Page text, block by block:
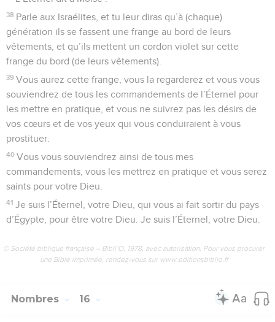
38 Parle aux Israélites, et tu leur diras qu’à (chaque)
génération ils se fassent une frange au bord de leurs
vêtements, et qu’ils mettent un cordon violet sur cette
frange du bord (de leurs vêtements).
39 Vous aurez cette frange, vous la regarderez et vous vous
souviendrez de tous les commandements de l’Éternel pour
les mettre en pratique, et vous ne suivrez pas les désirs de
vos cœurs et de vos yeux qui vous conduiraient à vous
prostituer.
40 Vous vous souviendrez ainsi de tous mes
commandements, vous les mettrez en pratique et vous serez
saints pour votre Dieu.
41 Je suis l’Éternel, votre Dieu, qui vous ai fait sortir du pays
d’Égypte, pour être votre Dieu. Je suis l’Éternel, votre Dieu.
© Société biblique française – Bibli’O, 1978, avec autorisation. Pour vous procurer
une Bible imprimée, rendez-vous sur www.editionsbiblio.fr
Nombres 16